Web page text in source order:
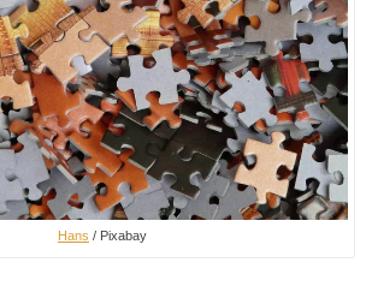
Hans / Pixabay